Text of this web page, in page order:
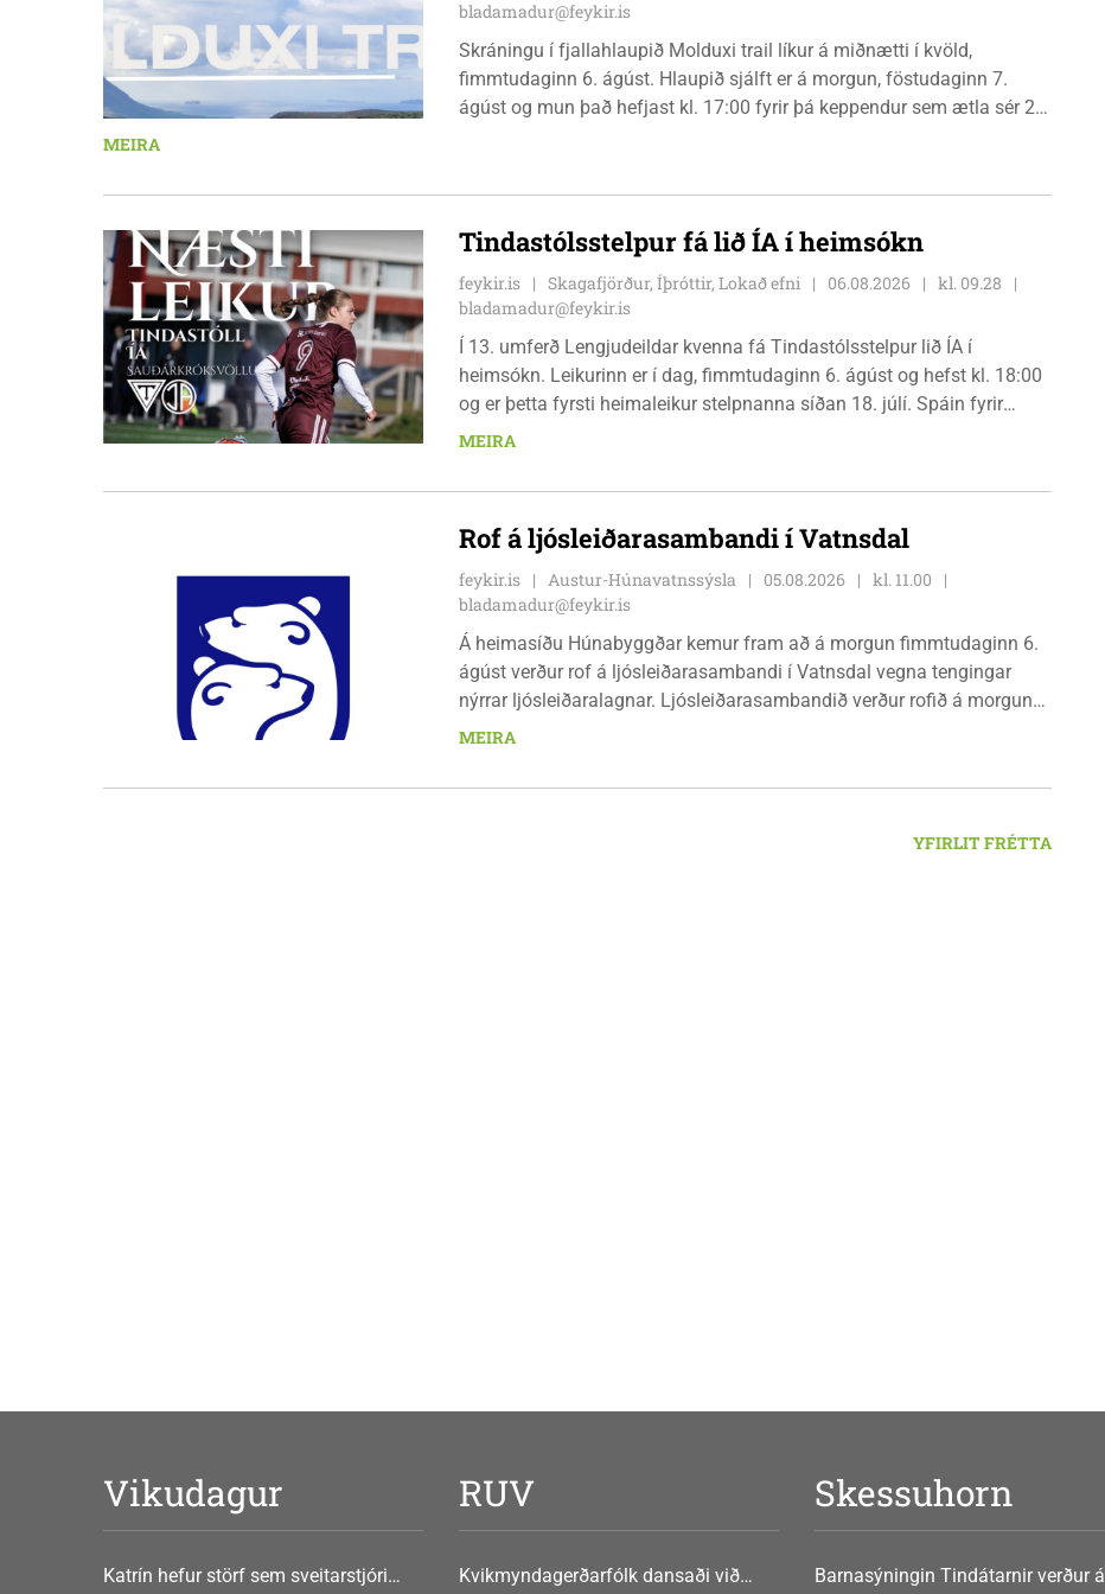
bladamadur@feykir.is
Skráningu í fjallahlaupið Molduxi trail líkur á miðnætti í kvöld,
fimmtudaginn 6. ágúst. Hlaupið sjálft er á morgun, föstudaginn 7.
ágúst og mun það hefjast kl. 17:00 fyrir þá keppendur sem ætla sér 20
bæjarbúar og aðrir gestir eru hvött til þess að kíkja við og styðja
MEIRA
Tindastólsstelpur fá lið ÍA í heimsókn
feykir.is Skagafjörður, Íþróttir, Lokað efni 06.08.2026
kl. 09.28
bladamadur@feykir.is
Í 13. umferð Lengjudeildar kvenna fá Tindastólsstelpur lið ÍA í
heimsókn. Leikurinn er í dag, fimmtudaginn 6. ágúst og hefst kl. 18:00
og er þetta fyrsti heimaleikur stelpnanna síðan 18. júlí. Spáin fyrir
leikinn er fín, lítil háttar rigning og tíu gráðu hiti, þannig að það er um
MEIRA
Rof á ljósleiðarasambandi í Vatnsdal
feykir.is Austur-Húnavatnssýsla 05.08.2026
kl. 11.00
bladamadur@feykir.is
Á heimasíðu Húnabyggðar kemur fram að á morgun fimmtudaginn 6.
ágúst verður rof á ljósleiðarasambandi í Vatnsdal vegna tengingar
nýrrar ljósleiðaralagnar. Ljósleiðarasambandið verður rofið á morgun
fimmtudag klukkan 9:00 í vestanverðum Vatnsdal.
MEIRA
YFIRLIT FRÉTTA
Vikudagur
Katrín hefur störf sem sveitarstjóri
RUV
Kvikmyndagerðarfólk dansaði við
Skessuhorn
Barnasýningin Tindátarnir verður á